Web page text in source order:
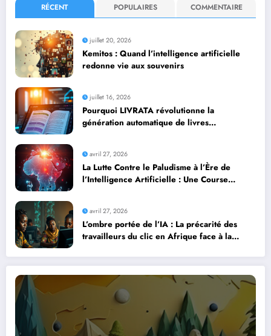
RÉCENT POPULAIRES COMMENTAIRE
juillet 20, 2026
Kemitos : Quand l’intelligence artificielle
redonne vie aux souvenirs
juillet 16, 2026
Pourquoi LIVRATA révolutionne la
génération automatique de livres
avril 27, 2026
La Lutte Contre le Paludisme à l’Ère de
l’Intelligence Artificielle : Une Course
avril 27, 2026
L’ombre portée de l’IA : La précarité des
travailleurs du clic en Afrique face à la